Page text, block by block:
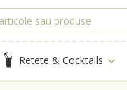
Retete & Cocktails